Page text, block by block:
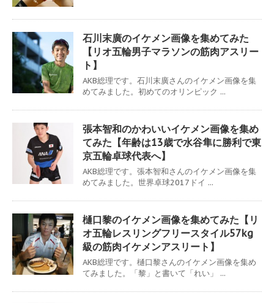
石川末廣のイケメン画像を集めてみた
【リオ五輪男子マラソンの筋肉アスリー
ト】
AKB総理です。石川末廣さんのイケメン画像を集
めてみました。初めてのオリンピック ...
張本智和のかわいいイケメン画像を集め
てみた【年齢は13歳で水谷隼に勝利で東
京五輪卓球代表へ】
AKB総理です。張本智和さんのイケメン画像を集
めてみました。世界卓球2017ドイ ...
樋口黎のイケメン画像を集めてみた【リ
オ五輪レスリングフリースタイル57kg
級の筋肉イケメンアスリート】
AKB総理です。樋口黎さんのイケメン画像を集め
てみました。「黎」と書いて「れい」 ...